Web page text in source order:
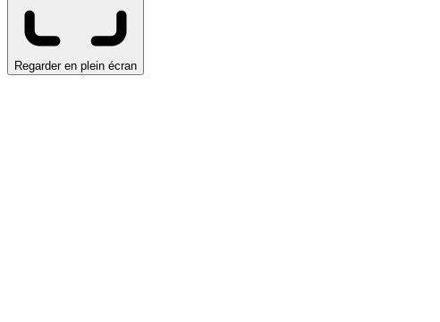
Regarder en plein écran